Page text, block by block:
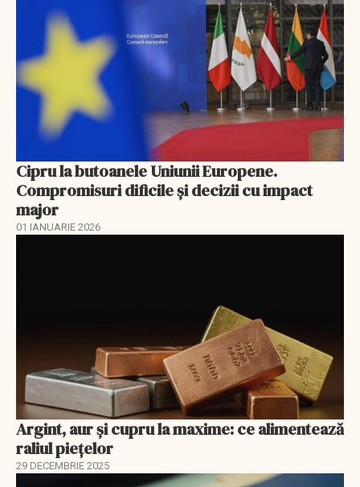
Cipru la butoanele Uniunii Europene.
Compromisuri dificile și decizii cu impact
major
01 IANUARIE 2026
Argint, aur și cupru la maxime: ce alimentează
raliul piețelor
29 DECEMBRIE 2025